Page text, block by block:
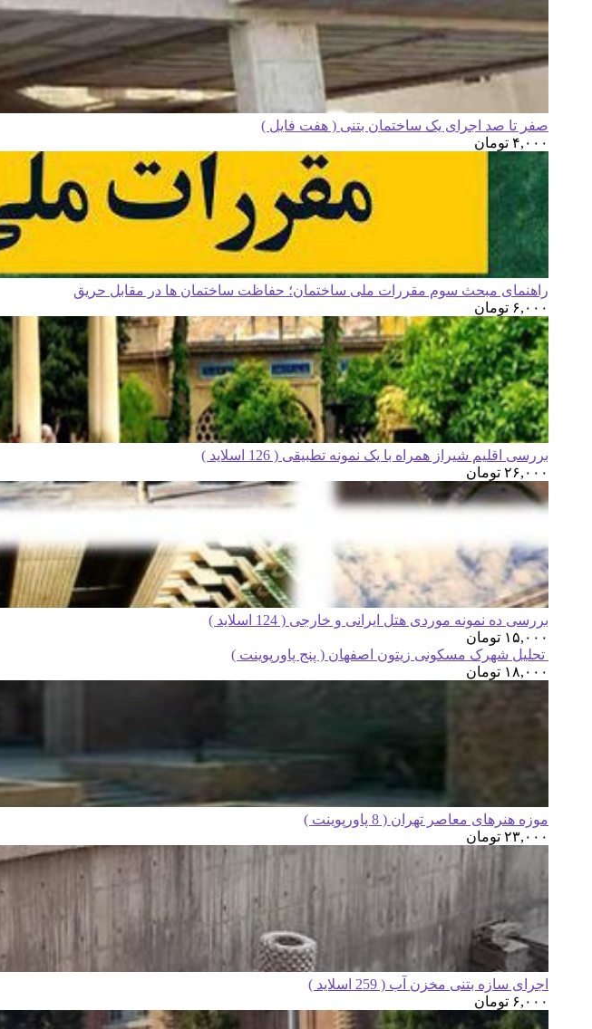
صفر تا صد اجرای یک ساختمان بتنی ( هفت فایل )
۴,۰۰۰ تومان
راهنمای مبحث سوم مقررات ملی ساختمان؛ حفاظت ساختمان ها در مقابل حریق
۶,۰۰۰ تومان
بررسی اقلیم شیراز همراه با یک نمونه تطبیقی ( 126 اسلاید )
۲۶,۰۰۰ تومان
بررسی ده نمونه موردی هتل ایرانی و خارجی ( 124 اسلاید )
۱۵,۰۰۰ تومان
تحلیل شهرک مسکونی زیتون اصفهان ( پنج پاورپوینت )
۱۸,۰۰۰ تومان
موزه هنرهای معاصر تهران ( 8 پاورپوینت )
۲۳,۰۰۰ تومان
اجرای سازه بتنی مخزن آب ( 259 اسلاید )
۶,۰۰۰ تومان